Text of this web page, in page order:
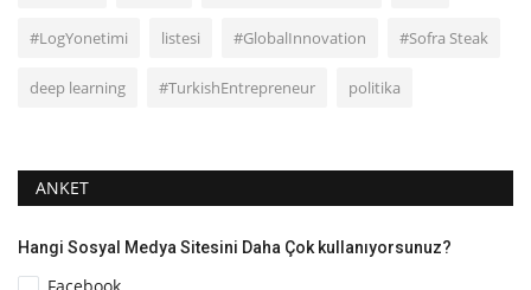
#LogYonetimi listesi #GlobalInnovation #Sofra Steak
deep learning #TurkishEntrepreneur politika
ANKET
Hangi Sosyal Medya Sitesini Daha Çok kullanıyorsunuz?